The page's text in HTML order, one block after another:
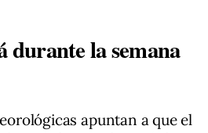
durante la semana
apuntan a que el